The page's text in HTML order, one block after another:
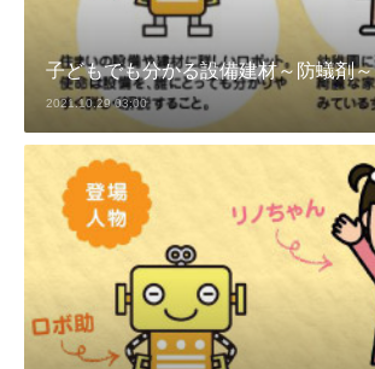
子どもでも分かる設備建材～防蟻剤～
2021.10.29 03:00